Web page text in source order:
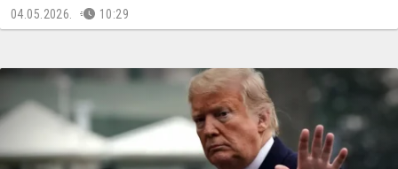
04.05.2026. 10:29